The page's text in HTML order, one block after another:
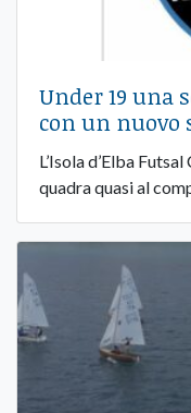
Under 19 una
con un nuovo
L’Isola d’Elba
quadra quasi al